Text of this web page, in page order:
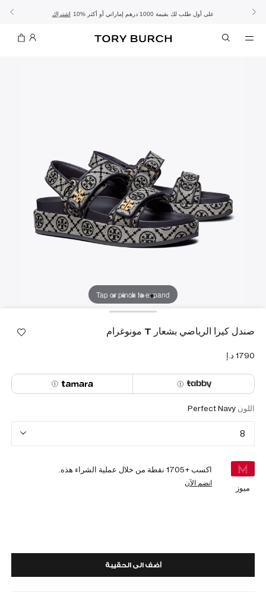
الموسم الجديد: إطلالات العملتسوّقي التشكيلة تشكيلة عيد الأضحىتسوقي اشتراك 10% على أول طلب لك بقيمة 1000 درهم إماراتي أو أكثر تفاصيل - الشحن المجاني تفاصيل - تسوق الآن واستلم في المتجر
Tap or pinch to expand
صندل كيرا الرياضي بشعار T مونوغرام
اللون Perfect Navy
8
ميوز
اكسب +1705 نقطة من خلال عملية الشراء هذه.
انضم الآن
أضف الى الحقيبة